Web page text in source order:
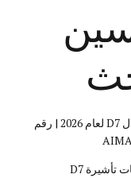
عنوان مُحسّن لمحركات البحث: تأشيرة البرتغال D7 لعام 2026 | رقم
الوصف التعريفي: خدمات قانونية شاملة لطلبات تأشيرة D7